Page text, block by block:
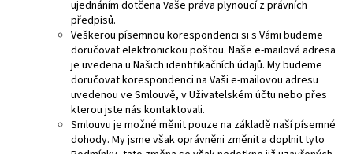
ujednáním dotčena Vaše práva plynoucí z právních
předpisů.
Veškerou písemnou korespondenci si s Vámi budeme
doručovat elektronickou poštou. Naše e-mailová adresa
je uvedena u Našich identifikačních údajů. My budeme
doručovat korespondenci na Vaši e-mailovou adresu
uvedenou ve Smlouvě, v Uživatelském účtu nebo přes
kterou jste nás kontaktovali.
Smlouvu je možné měnit pouze na základě naší písemné
dohody. My jsme však oprávněni změnit a doplnit tyto